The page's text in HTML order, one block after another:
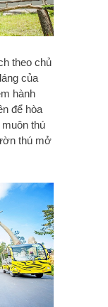
theo chủ
của
hành
để hòa
thú
thú mở